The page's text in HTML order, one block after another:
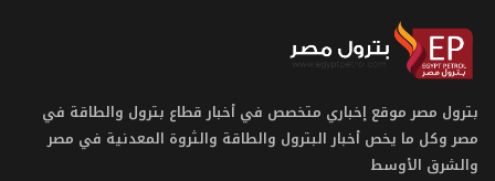
بترول مصر موقع إخباري متخصص في أخبار قطاع بترول والطاقة في
مصر وكل ما يخص أخبار البترول والطاقة والثروة المعدنية في مصر
والشرق الأوسط